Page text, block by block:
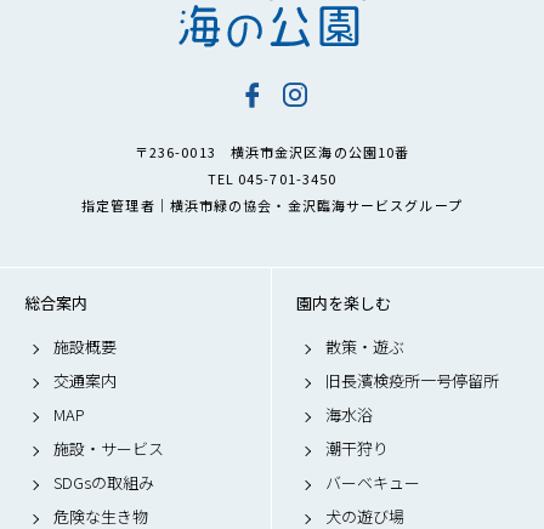
〒236-0013 横浜市金沢区海の公園10番
TEL 045-701-3450
指定管理者｜横浜市緑の協会・金沢臨海サービスグループ
総合案内
施設概要
交通案内
MAP
施設・サービス
SDGsの取組み
危険な生き物
園内を楽しむ
散策・遊ぶ
旧長濱検疫所一号停留所
海水浴
潮干狩り
バーベキュー
犬の遊び場